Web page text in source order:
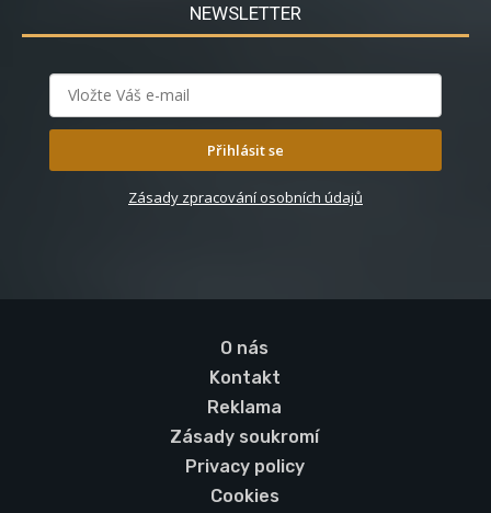
NEWSLETTER
Přihlásit se
Zásady zpracování osobních údajů
O nás
Kontakt
Reklama
Zásady soukromí
Privacy policy
Cookies